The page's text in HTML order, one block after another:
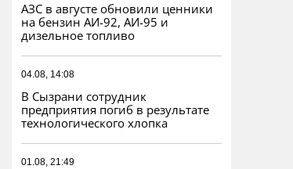
АЗС в августе обновили ценники
на бензин АИ-92, АИ-95 и
дизельное топливо
04.08, 14:08
В Сызрани сотрудник
предприятия погиб в результате
технологического хлопка
01.08, 21:49